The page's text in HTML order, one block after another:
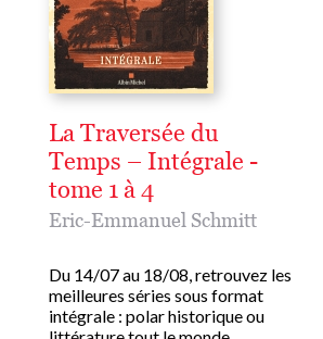
La Traversée du
Temps – Intégrale -
tome 1 à 4
Eric-Emmanuel Schmitt
Du 14/07 au 18/08, retrouvez les
meilleures séries sous format
intégrale : polar historique ou